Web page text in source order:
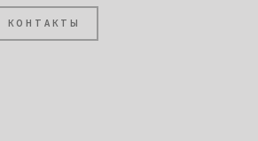
КОНТАКТЫ